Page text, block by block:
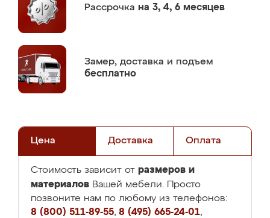
Рассрочка на 3, 4, 6 месяцев
Замер, доставка и подъем
бесплатно
Цена Доставка Оплата
Стоимость зависит от размеров и
материалов Вашей мебели. Просто
позвоните нам по любому из телефонов:
8 (800) 511-89-55, 8 (495) 665-24-01,